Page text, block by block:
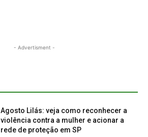
- Advertisment -
Agosto Lilás: veja como reconhecer a
violência contra a mulher e acionar a
rede de proteção em SP